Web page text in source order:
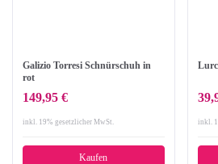
Galizio Torresi Schnürschuh in
rot
149,95 €
inkl. 19% gesetzlicher MwSt.
Kaufen
inkl.